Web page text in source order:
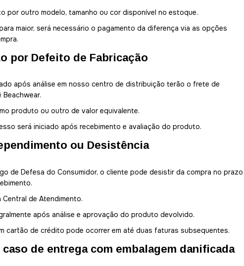
por outro modelo, tamanho ou cor disponível no estoque.
maior, será necessário o pagamento da diferença via as opções
por Defeito de Fabricação
após análise em nosso centro de distribuição terão o frete de
produto ou outro de valor equivalente.
será iniciado após recebimento e avaliação do produto.
ou Desistência
de Defesa do Consumidor, o cliente pode desistir da compra no prazo
de Atendimento.
após análise e aprovação do produto devolvido.
cartão de crédito pode ocorrer em até duas faturas subsequentes.
de entrega com embalagem danificada